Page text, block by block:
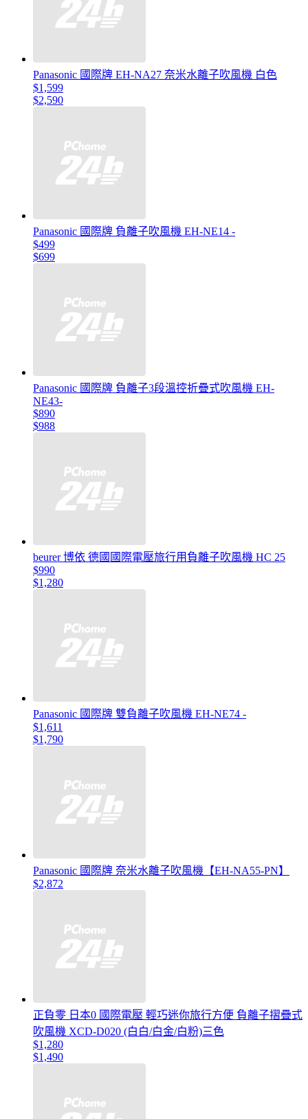
Panasonic 國際牌 EH-NA27 奈米水離子吹風機 白色
$1,599
$2,590
Panasonic 國際牌 負離子吹風機 EH-NE14 -
$499
$699
Panasonic 國際牌 負離子3段溫控折疊式吹風機 EH-
NE43-
$890
$988
beurer 博依 德國國際電壓旅行用負離子吹風機 HC 25
$990
$1,280
Panasonic 國際牌 雙負離子吹風機 EH-NE74 -
$1,611
$1,790
Panasonic 國際牌 奈米水離子吹風機【EH-NA55-PN】
$2,872
正負零 日本0 國際電壓 輕巧迷你旅行方便 負離子摺疊式
吹風機 XCD-D020 (白白/白金/白粉)三色
$1,280
$1,490